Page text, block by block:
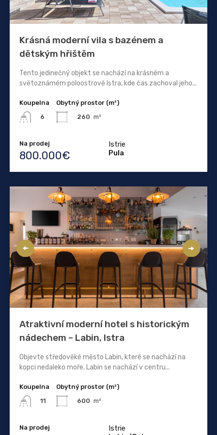
Krásná moderní vila s bazénem a
dětským hřištěm
Tento jedinečný objekt se nachází na krásném a
světoznámém poloostrově Istra, kde čas zachoval jeho...
Koupelna
6
Obytný prostor (m²)
260 m²
Na prodej
800.000€
Istrie
Pula
Atraktivní moderní hotel s historickým
nádechem – Labin, Istra
Objevte středověké město Labin, které se nachází na
kopci nedaleko moře. Labin se nachází v centru...
Koupelna
11
Obytný prostor (m²)
600 m²
Na prodej
Istrie